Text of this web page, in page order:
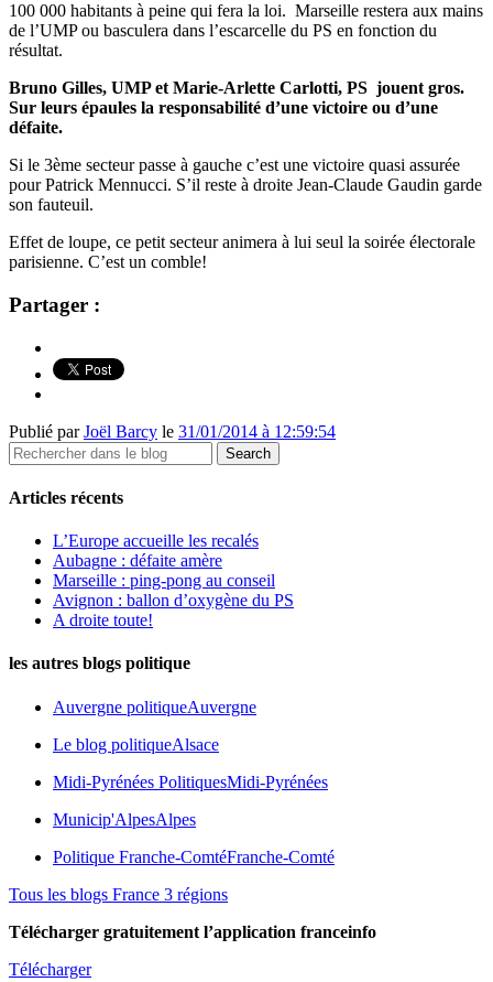
100 000 habitants à peine qui fera la loi. Marseille restera aux mains
de l’UMP ou basculera dans l’escarcelle du PS en fonction du
résultat.
Bruno Gilles, UMP et Marie-Arlette Carlotti, PS jouent gros.
Sur leurs épaules la responsabilité d’une victoire ou d’une
défaite.
Si le 3ème secteur passe à gauche c’est une victoire quasi assurée
pour Patrick Mennucci. S’il reste à droite Jean-Claude Gaudin garde
son fauteuil.
Effet de loupe, ce petit secteur animera à lui seul la soirée électorale
parisienne. C’est un comble!
Partager :
Publié parJoël Barcy le 31/01/2014 à 12:59:54
Articles récents
L’Europe accueille les recalés
Aubagne : défaite amère
Marseille : ping-pong au conseil
Avignon : ballon d’oxygène du PS
A droite toute!
les autres blogs politique
Auvergne politiqueAuvergne
Le blog politiqueAlsace
Midi-Pyrénées PolitiquesMidi-Pyrénées
Municip'AlpesAlpes
Politique Franche-ComtéFranche-Comté
Tous les blogs France 3 régions
Télécharger gratuitement l’application franceinfo
Télécharger